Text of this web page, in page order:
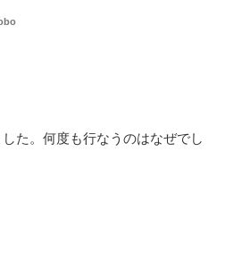
た。何度も行なうのはなぜでし